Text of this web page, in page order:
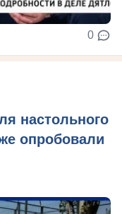
0
настольного
опробовали